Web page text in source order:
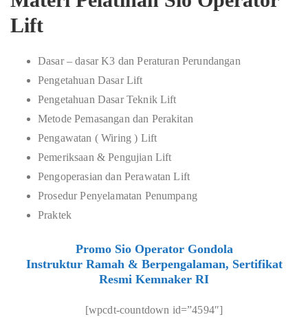
Lift
Dasar – dasar K3 dan Peraturan Perundangan
Pengetahuan Dasar Lift
Pengetahuan Dasar Teknik Lift
Metode Pemasangan dan Perakitan
Pengawatan ( Wiring ) Lift
Pemeriksaan & Pengujian Lift
Pengoperasian dan Perawatan Lift
Prosedur Penyelamatan Penumpang
Praktek
Promo Sio Operator Gondola
Instruktur Ramah & Berpengalaman, Sertifikat
Resmi Kemnaker RI
[wpcdt-countdown id=”4594″]